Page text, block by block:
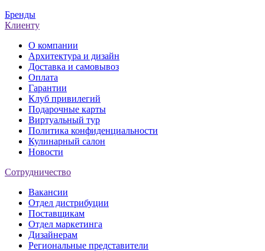
Бренды
Клиенту
О компании
Архитектура и дизайн
Доставка и самовывоз
Оплата
Гарантии
Клуб привилегий
Подарочные карты
Виртуальный тур
Политика конфиденциальности
Кулинарный салон
Новости
Сотрудничество
Вакансии
Отдел дистрибуции
Поставщикам
Отдел маркетинга
Дизайнерам
Региональные представители